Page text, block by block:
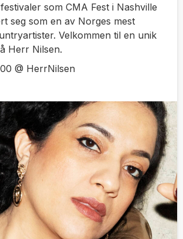
som CMA Fest i Nashville
seg som en av Norges mest
Velkommen til en unik
Herr Nilsen.
@ HerrNilsen